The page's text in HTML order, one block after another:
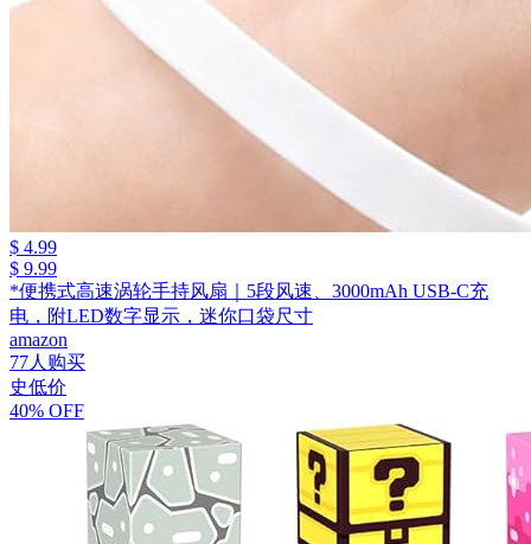
$ 4.99
$ 9.99
*便携式高速涡轮手持风扇｜5段风速、3000mAh USB-C充
电，附LED数字显示，迷你口袋尺寸
amazon
77人购买
史低价
40% OFF